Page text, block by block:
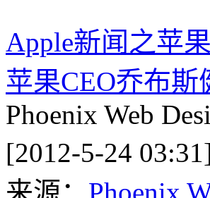
Apple新闻之苹
苹果CEO乔布
Phoenix Web
[2012-5-24